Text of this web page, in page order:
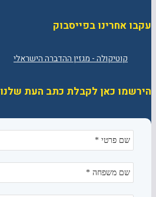
עקבו אחרינו בפייסבוק
הירשמו כאן לקבלת כתב העת שלנו